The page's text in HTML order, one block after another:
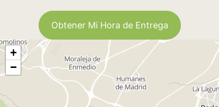
Obtener Mi Hora de Entrega
+
−